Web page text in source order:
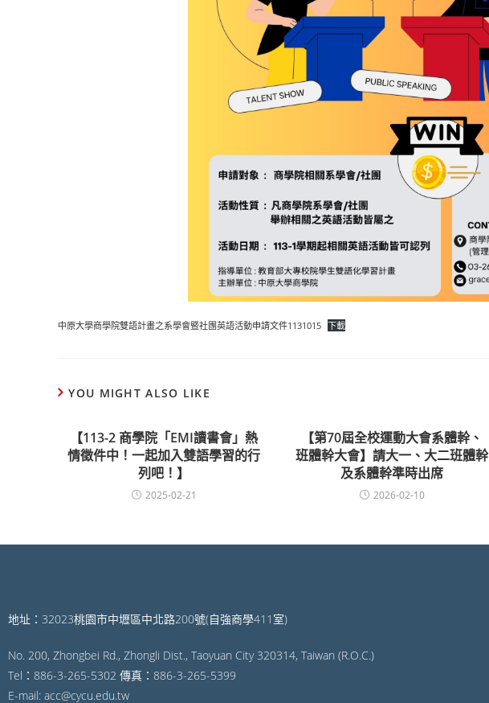
中原大學商學院雙語計畫之系學會暨社團英語活動申請文件1131015 下載
YOU MIGHT ALSO LIKE
【113-2 商學院「EMI讀書會」熱
情徵件中！一起加入雙語學習的行
列吧！】
2025-02-21
【第70屆全校運動大會系體幹、
班體幹大會】請大一、大二班體幹
及系體幹準時出席
2026-02-10
地址：32023桃園市中壢區中北路200號(自強商學411室)
No. 200, Zhongbei Rd., Zhongli Dist., Taoyuan City 320314, Taiwan (R.O.C.)
Tel：886-3-265-5302 傳真：886-3-265-5399
E-mail: acc@cycu.edu.tw